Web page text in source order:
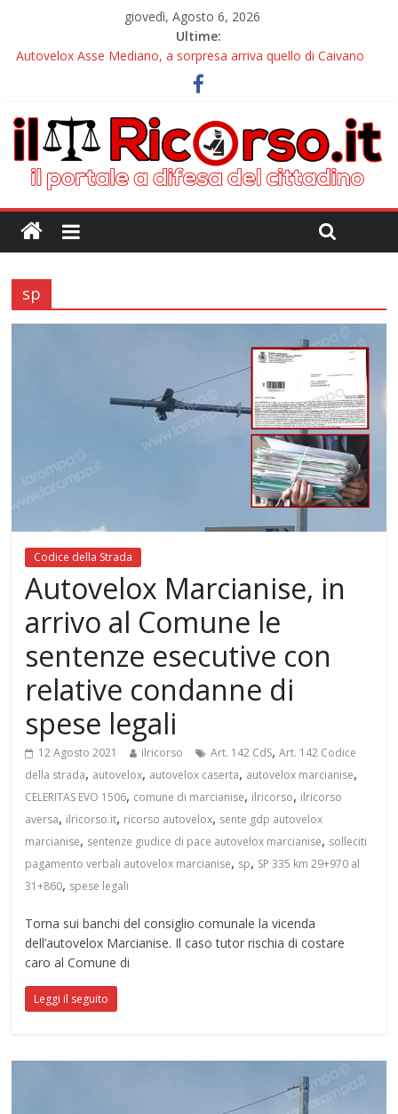
giovedì, Agosto 6, 2026
Ultime:
Autovelox Asse Mediano, a sorpresa arriva quello di Caivano
Tutor, il nuovo incubo arriva alle pendici del Vesuvio
Chiusura estiva IlRicorso: le info per contattarci
Autovelox Aversa Nord, dalla disattivazione all’amarezza di chi
ha pagato i verbali
Domiziana, a Cellole arriva il tutor
sp
Codice della Strada
Autovelox Marcianise, in
arrivo al Comune le
sentenze esecutive con
relative condanne di
spese legali
12 Agosto 2021 ilricorso Art. 142 CdS,Art. 142 Codice
della strada, autovelox, autovelox caserta, autovelox marcianise,
CELERITAS EVO 1506, comune di marcianise, ilricorso, ilricorso
aversa, ilricorso.it, ricorso autovelox, sente gdp autovelox
marcianise, sentenze giudice di pace autovelox marcianise, solleciti
pagamento verbali autovelox marcianise, sp, SP 335 km 29+970 al
31+860, spese legali
Torna sui banchi del consiglio comunale la vicenda
dell’autovelox Marcianise. Il caso tutor rischia di costare
caro al Comune di
Leggi il seguito